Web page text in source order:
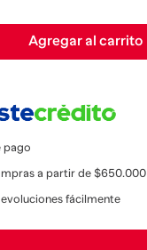
Agregar al carrito
pago
a partir de $650.000
fácilmente